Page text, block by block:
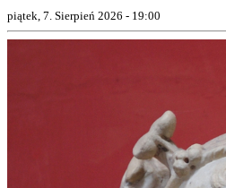
piątek, 7. Sierpień 2026 - 19:00